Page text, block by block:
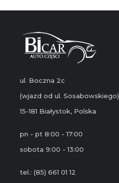
ul. Boczna 2c
(wjazd od ul. Sosabowskiego)
15-181 Białystok, Polska
pn - pt 8:00 - 17:00
sobota 9:00 - 13:00
tel.: (85) 661 01 12